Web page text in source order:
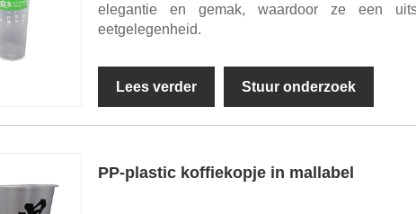
elegantie en gemak, waardoor ze een
eetgelegenheid.
Lees verder Stuur onderzoek
PP-plastic koffiekopje in mallabel